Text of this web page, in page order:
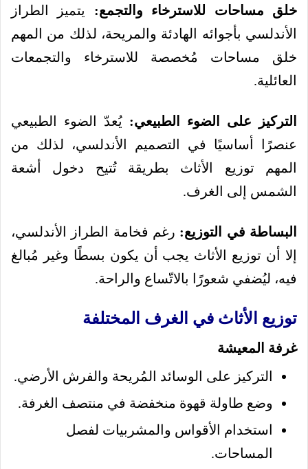
خلق مساحات للاسترخاء والتجمع: يتميز الطراز
الأندلسي بأجوائه الهادئة والمريحة، لذلك من المهم
خلق مساحات مُخصصة للاسترخاء والتجمعات
العائلية.
التركيز على الضوء الطبيعي: يُعدّ الضوء الطبيعي
عنصرًا أساسيًا في التصميم الأندلسي، لذلك من
المهم توزيع الأثاث بطريقة تُتيح دخول أشعة
الشمس إلى الغرف.
البساطة في التوزيع: رغم فخامة الطراز الأندلسي،
إلا أن توزيع الأثاث يجب أن يكون بسطًا وغير مُبالغ
فيه، ليُضفي شعورًا بالاتّساع والراحة.
توزيع الأثاث في الغرف المختلفة
غرفة المعيشة
التركيز على الوسائد المُريحة والفرش الأرضي.
وضع طاولة قهوة منخفضة في منتصف الغرفة.
استخدام الأقواس والمشربيات لفصل
المساحات.